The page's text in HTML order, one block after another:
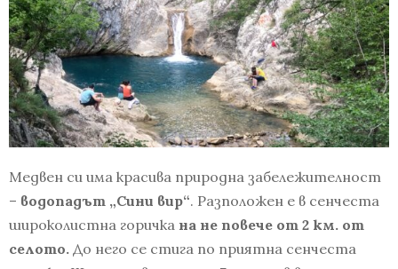
Медвен си има красива природна забележителност
– водопадът „Сини вир“. Разположен е в сенчеста
широколистна горичка на не повече от 2 км. от
селото. До него се стига по приятна сенчеста